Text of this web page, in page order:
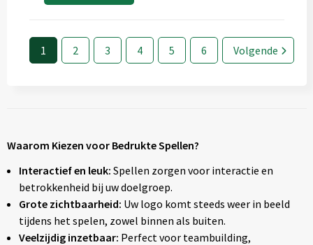
1 2 3 4 5 6 Volgende
Waarom Kiezen voor Bedrukte Spellen?
Interactief en leuk: Spellen zorgen voor interactie en
betrokkenheid bij uw doelgroep.
Grote zichtbaarheid: Uw logo komt steeds weer in beeld
tijdens het spelen, zowel binnen als buiten.
Veelzijdig inzetbaar: Perfect voor teambuilding,